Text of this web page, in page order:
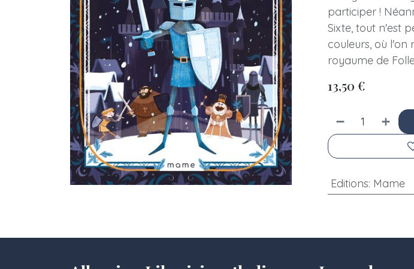
participer !
Sixte, tout n'est
couleurs, où l'on
royaume de
13,50 €
Editions: Mame